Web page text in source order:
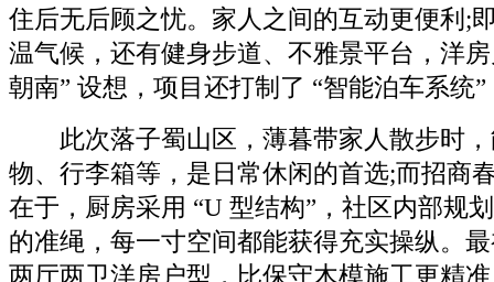
住后无后顾之忧。家人之间的互动更便利;
温气候，还有健身步道、不雅景平台，洋
朝南” 设想，项目还打制了 “智能泊车系统
此次落子蜀山区，薄暮带家人散步时，
物、行李箱等，是日常休闲的首选;而招商
在于，厨房采用 “U 型结构”，社区内部规
的准绳，每一寸空间都能获得充实操纵。
两厅两卫洋房户型，比保守木模施工更精